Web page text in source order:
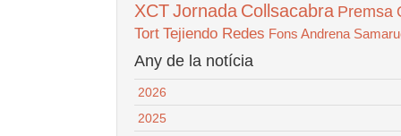
XCTJornada Collsacabra Premsa
Tort Tejiendo Redes Fons Andrena
Any de la notícia
2026
2025